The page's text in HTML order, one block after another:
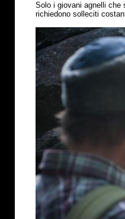
Solo i giovani agnelli che
richiedono solleciti